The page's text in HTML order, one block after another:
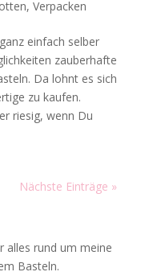
, Verpacken
einfach selber
zauberhafte
Da lohnt es sich
zu kaufen.
riesig, wenn Du
Nächste Einträge »
alles rund um meine
Basteln.